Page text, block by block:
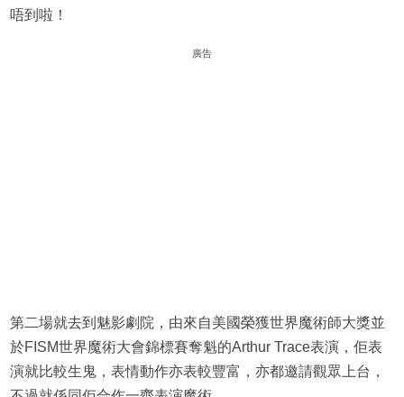
唔到啦！
廣告
第二場就去到魅影劇院，由來自美國榮獲世界魔術師大獎並
於FISM世界魔術大會錦標賽奪魁的Arthur Trace表演，佢表
演就比較生鬼，表情動作亦表較豐富，亦都邀請觀眾上台，